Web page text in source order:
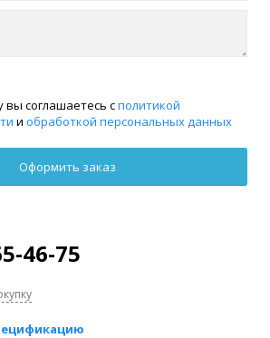
соглашаетесь сполитикой
и обработкой персональных данных
46-75